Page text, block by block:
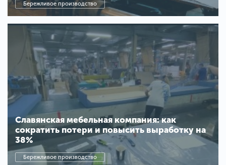
Бережливое производство
Славянская мебельная компания: как
сократить потери и повысить выработку на
38%
Бережливое производство